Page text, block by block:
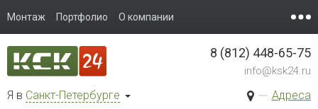
Монтаж Портфолио О компании
Я в Санкт-Петербурге Адреса
8 (812) 448-65-75
info@ksk24.ru